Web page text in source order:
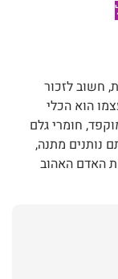
חשוב לזכור
הוא הכלי
חומרי גלם
נותנים מתנה,
האדם האהוב